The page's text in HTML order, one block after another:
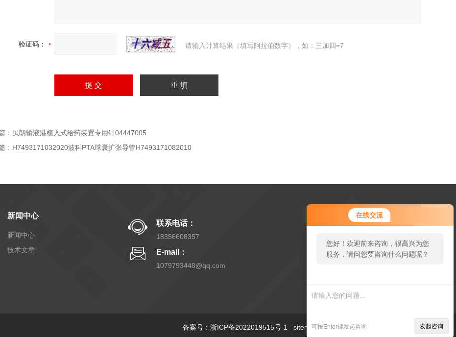
在线交流
您好！欢迎前来咨询，很高兴为您
服务，请问您要咨询什么问题呢？
可按Enter键发起咨询 发起咨询
验证码： 请输入计算结果（填写阿拉伯数字），如：三加四=7
： 贝朗输液港植入式给药装置专用针04447005
： H7493171032020波科PTA球囊扩张导管H7493171082010
新闻中心
新闻中心
技术文章
联系电话：
18356608357
E-mail：
1079793448@qq.com
备案号：浙ICP备2022019515号-1 sitemap.xml技术支持： 管理登陆